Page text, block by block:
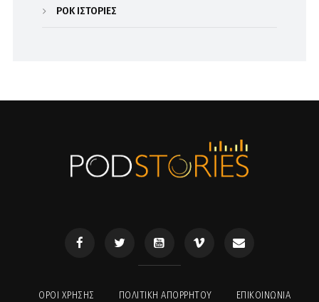
ΡΟΚ ΙΣΤΟΡΙΕΣ
ΟΡΟΙ ΧΡΉΣΗΣ ΠΟΛΙΤΙΚΉ ΑΠΟΡΡΉΤΟΥ ΕΠΙΚΟΙΝΩΝΊΑ